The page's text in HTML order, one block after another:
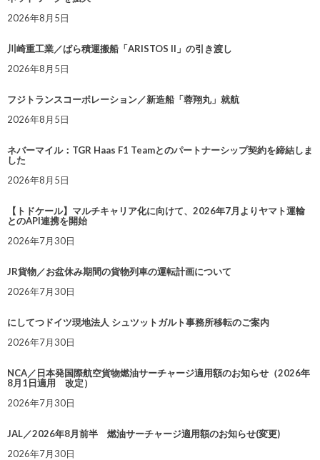
2026年8月5日
川崎重工業／ばら積運搬船「ARISTOS II」の引き渡し
2026年8月5日
フジトランスコーポレーション／新造船「蓉翔丸」就航
2026年8月5日
ネバーマイル：TGR Haas F1 Teamとのパートナーシップ契約を締結しま
した
2026年8月5日
【トドケール】マルチキャリア化に向けて、2026年7月よりヤマト運輸
とのAPI連携を開始
2026年7月30日
JR貨物／お盆休み期間の貨物列車の運転計画について
2026年7月30日
にしてつドイツ現地法人 シュツットガルト事務所移転のご案内
2026年7月30日
NCA／日本発国際航空貨物燃油サーチャージ適用額のお知らせ（2026年
8月1日適用 改定）
2026年7月30日
JAL／2026年8月前半 燃油サーチャージ適用額のお知らせ(変更)
2026年7月30日